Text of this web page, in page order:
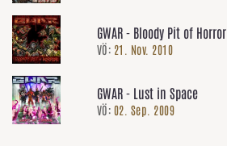
GWAR - Bloody Pit of Horror
VÖ: 21. Nov. 2010
GWAR - Lust in Space
VÖ: 02. Sep. 2009